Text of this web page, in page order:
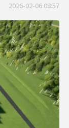
2026-02-06 08:57